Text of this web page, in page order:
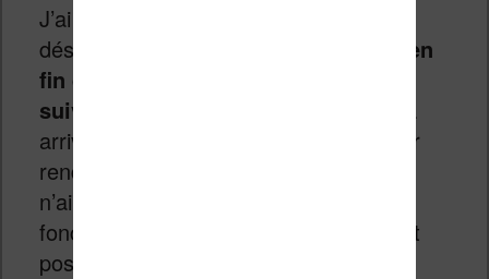
J’ai noté aussi quelque chose d’assez
désagréable :
les mots sont coupés en
fin de ligne et terminés sur la ligne
suivante ou la page suivante.
Et cela
arrive suffisamment régulièrement pour
rendre la lecture pénible. Là encore, je
n’ai pas trouvé comment modifier ce
fonctionnement et je ne sais pas s’il est
possible de désactiver cela.